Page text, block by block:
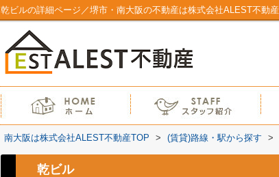
乾ビルの詳細ページ／堺市・南大阪の不動産は株式会社ALEST不動産
南大阪は株式会社ALEST不動産TOP > (賃貸)路線・駅から探す >
乾ビル